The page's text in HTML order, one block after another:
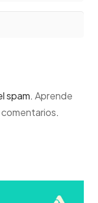
spam. Aprende
.